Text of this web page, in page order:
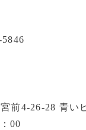
前4-26-28 青い
00